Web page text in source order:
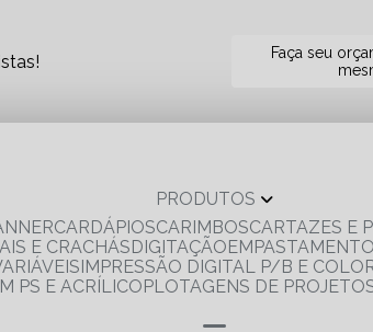
Faça seu
PRODUTOS
CARDÁPIOS CARIMBOS CARTAZES E
E CRACHÁS DIGITAÇÃO EMPASTAMENTO
IMPRESSÃO DIGITAL P/B E
PS E ACRÍLICO
PLOTAGENS DE